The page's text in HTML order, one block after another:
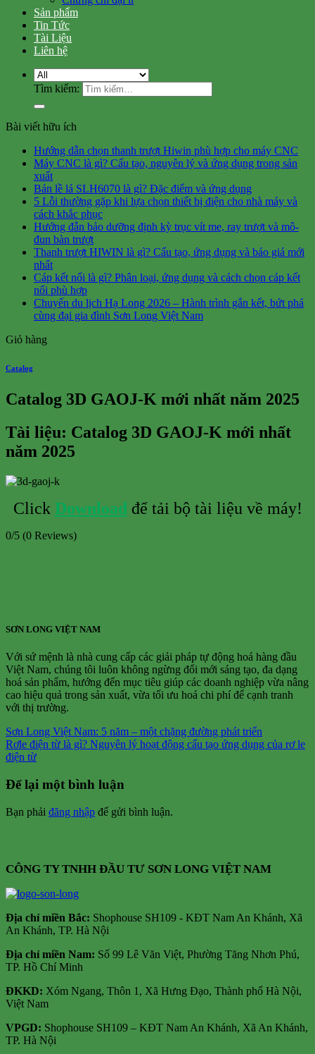
Sản phẩm
Tin Tức
Tài Liệu
Liên hệ
Tìm kiếm:
Bài viết hữu ích
Hướng dẫn chọn thanh trượt Hiwin phù hợp cho máy CNC
Máy CNC là gì? Cấu tạo, nguyên lý và ứng dụng trong sản
xuất
Bản lề lá SLH6070 là gì? Đặc điểm và ứng dụng
5 Lỗi thường gặp khi lựa chọn thiết bị điện cho nhà máy và
cách khắc phục
Hướng đẫn bảo dưỡng định kỳ trục vít me, ray trượt và mô-
đun bàn trượt
Thanh trượt HIWIN là gì? Cấu tạo, ứng dụng và báo giá mới
nhất
Cáp kết nối là gì? Phân loại, ứng dụng và cách chọn cáp kết
nối phù hợp
Chuyến du lịch Hạ Long 2026 – Hành trình gắn kết, bứt phá
cùng đại gia đình Sơn Long Việt Nam
Giỏ hàng
Catalog
Catalog 3D GAOJ-K mới nhất năm 2025
Tài liệu: Catalog 3D GAOJ-K mới nhất
năm 2025
Click Download để tải bộ tài liệu về máy!
0/5 (0 Reviews)
SƠN LONG VIỆT NAM
Với sứ mệnh là nhà cung cấp các giải pháp tự động hoá hàng đầu
Việt Nam, chúng tôi luôn không ngừng đổi mới sáng tạo, đa dạng
hoá sản phẩm, hướng đến mục tiêu giúp các doanh nghiệp vừa nâng
cao hiệu quả trong sản xuất, vừa tối ưu hoá chi phí để cạnh tranh
với thị trường.
Sơn Long Việt Nam: 5 năm – một chặng đường phát triển
Rơle điện từ là gì? Nguyên lý hoạt động cấu tạo ứng dụng của rơ le
điện từ
Để lại một bình luận
Bạn phải đăng nhập để gửi bình luận.
CÔNG TY TNHH ĐẦU TƯ SƠN LONG VIỆT NAM
Địa chỉ miền Bắc: Shophouse SH109 - KĐT Nam An Khánh, Xã
An Khánh, TP. Hà Nội
Địa chỉ miền Nam: Số 99 Lê Văn Việt, Phường Tăng Nhơn Phú,
TP. Hồ Chí Minh
ĐKKD: Xóm Ngang, Thôn 1, Xã Hưng Đạo, Thành phố Hà Nội,
Việt Nam
VPGD: Shophouse SH109 – KĐT Nam An Khánh, Xã An Khánh,
TP. Hà Nội